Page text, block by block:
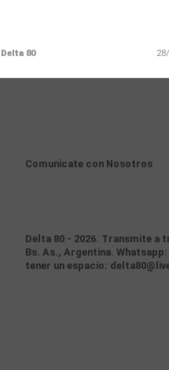
Delta 80
Comunicate con Nosotros
Delta 80 - 2026. Transmite a
Bs. As., Argentina.
tener un espacio: